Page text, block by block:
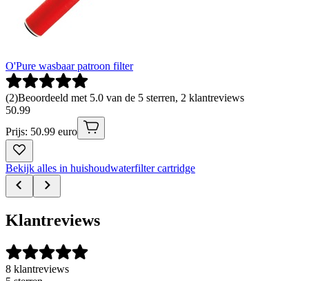
O'Pure wasbaar patroon filter
(2)Beoordeeld met 5.0 van de 5 sterren, 2 klantreviews
50.99
Prijs: 50.99 euro
Bekijk alles in huishoudwaterfilter cartridge
Klantreviews
8 klantreviews